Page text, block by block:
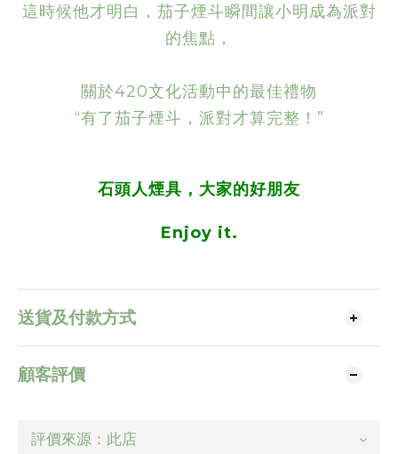
這時候他才明白，茄子煙斗瞬間讓小明成為派對
的焦點，
關於420文化活動中的最佳禮物
“有了茄子煙斗，派對才算完整！”
石頭人煙具，大家的好朋友
Enjoy it.
送貨及付款方式
顧客評價